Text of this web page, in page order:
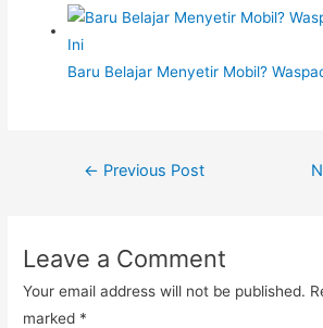
Baru Belajar Menyetir Mobil?
Post
← Previous Post
Leave a Comment
Your email address will not be published.
marked *